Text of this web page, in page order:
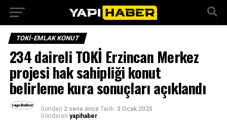
TOKI-EMLAK KONUT
234 daireli TOKİ Erzincan Merkez
projesi hak sahipliği konut
belirleme kura sonuçları açıklandı
Gönderi 2 sene önce Tarih: 3 Ocak 2025
Gönderen yapihaber